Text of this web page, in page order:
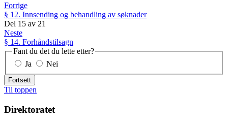
Forrige
§ 12. Innsending og behandling av søknader
Del 15 av 21
Neste
§ 14. Forhåndstilsagn
Fant du det du lette etter?
Ja
Nei
Fortsett
Til toppen
Direktoratet